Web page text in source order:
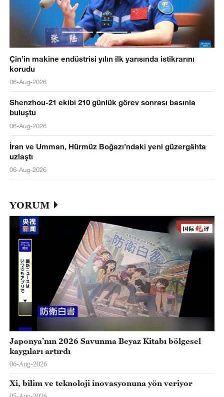
Çin’in makine endüstrisi yılın ilk yarısında istikrarını
korudu
06-Aug-2026
Shenzhou-21 ekibi 210 günlük görev sonrası basınla
buluştu
06-Aug-2026
İran ve Umman, Hürmüz Boğazı’ndaki yeni güzergâhta
uzlaştı
06-Aug-2026
YORUM
Japonya’nın 2026 Savunma Beyaz Kitabı bölgesel
kaygıları artırdı
06-Aug-2026
Xi, bilim ve teknoloji inovasyonuna yön veriyor